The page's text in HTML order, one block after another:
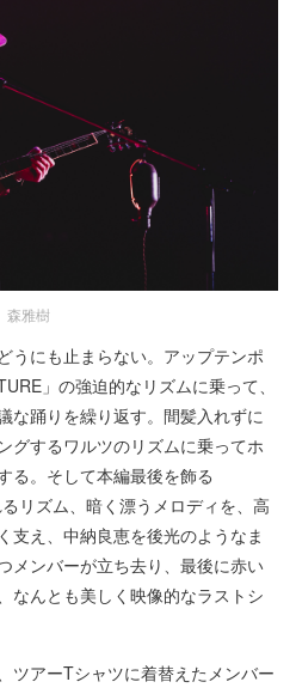
森雅樹
うにも止まらない。アップテンポ
」の強迫的なリズムに乗って、
な踊りを繰り返す。間髪入れずに
グするワルツのリズムに乗ってホ
る。そして本編最後を飾る
リズム、暗く漂うメロディを、高
支え、中納良恵を後光のようなま
メンバーが立ち去り、最後に赤い
なんとも美しく映像的なラストシ
ツアーTシャツに着替えたメンバー